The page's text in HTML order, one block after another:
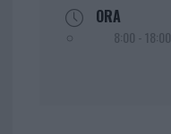
ORA
8:00 - 18:00